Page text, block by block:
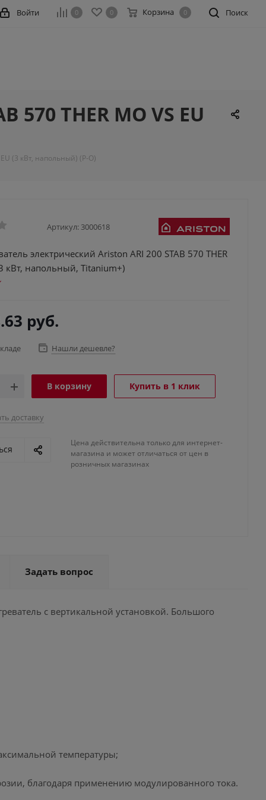
Поиск
0 0 Корзина 0
Войти
THER MO VS EU
EU (3 кВт, напольный) (Р-О)
Артикул: 3000618
электрический Ariston ARI 200 STAB 570 THER
кВт, напольный, Titanium+)
руб.
Нашли дешевле?
В корзину Купить в 1 клик
доставку
Цена действительна только для интернет-
магазина и может отличаться от цен в
розничных магазинах
Задать вопрос
с вертикальной установкой. Большого
температуры;
благодаря применению модулированного тока.